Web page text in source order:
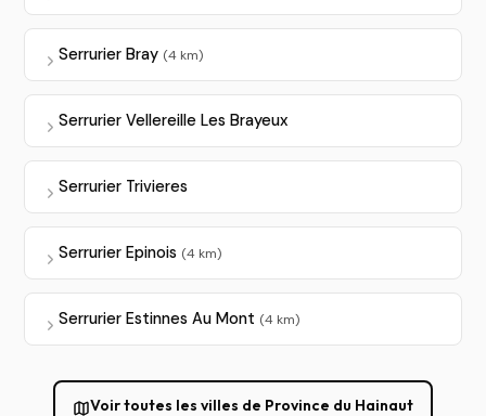
Serrurier Bray (4 km)
Serrurier Vellereille Les Brayeux
Serrurier Trivieres
Serrurier Epinois (4 km)
Serrurier Estinnes Au Mont (4 km)
Voir toutes les villes de Province du Hainaut